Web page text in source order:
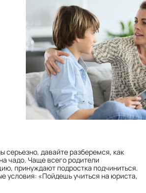
серьезно, давайте разберемся, как
чадо. Чаще всего родители
принуждают подростка подчиниться.
условия: «Пойдешь учиться на юриста,